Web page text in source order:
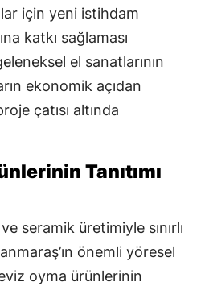
için yeni istihdam
katkı sağlaması
el sanatlarının
ekonomik açıdan
çatısı altında
Tanıtımı
seramik üretimiyle sınırlı
önemli yöresel
oyma ürünlerinin